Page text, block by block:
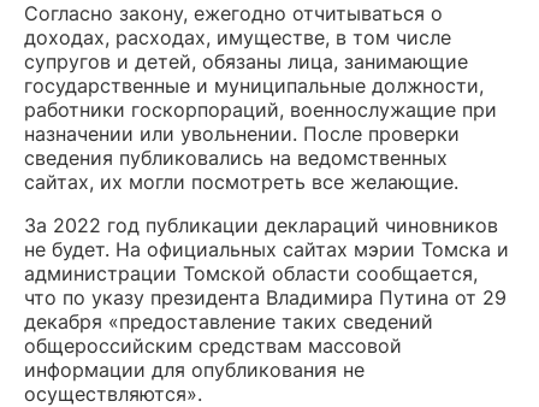
Согласно закону, ежегодно отчитываться о
доходах, расходах, имуществе, в том числе
супругов и детей, обязаны лица, занимающие
государственные и муниципальные должности,
работники госкорпораций, военнослужащие при
назначении или увольнении. После проверки
сведения публиковались на ведомственных
сайтах, их могли посмотреть все желающие.
За 2022 год публикации деклараций чиновников
не будет. На официальных сайтах мэрии Томска и
администрации Томской области сообщается,
что по указу президента Владимира Путина от 29
декабря «предоставление таких сведений
общероссийским средствам массовой
информации для опубликования не
осуществляются».